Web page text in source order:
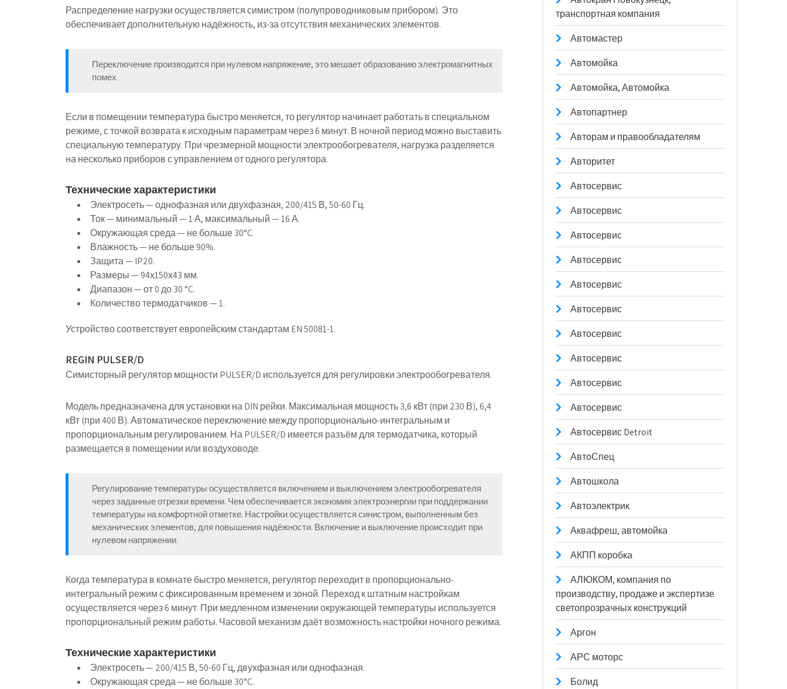
Распределение нагрузки осуществляется симистром (полупроводниковым прибором). Это
обеспечивает дополнительную надёжность, из-за отсутствия механических элементов.
Переключение производится при нулевом напряжение, это мешает образованию электромагнитных
помех.
Если в помещении температура быстро меняется, то регулятор начинает работать в специальном
режиме, с точкой возврата к исходным параметрам через 6 минут. В ночной период можно выставить
специальную температуру. При чрезмерной мощности электрообогревателя, нагрузка разделяется
на несколько приборов с управлением от одного регулятора.
Технические характеристики
Электросеть — однофазная или двухфазная, 200/415 В, 50-60 Гц.
Ток — минимальный — 1 А, максимальный — 16 А.
Окружающая среда — не больше 30°C.
Влажность — не больше 90%.
Защита — IP20.
Размеры — 94х150х43 мм.
Диапазон — от 0 до 30 °C.
Количество термодатчиков — 1.
Устройство соответствует европейским стандартам EN 50081-1.
REGIN PULSER/D
Симисторный регулятор мощности PULSER/D используется для регулировки электрообогревателя.
Модель предназначенадля установки на DIN рейки. Максимальная мощность 3,6 кВт (при 230 В), 6,4
кВт (при 400 В). Автоматическое переключение между пропорционально-интегральным и
пропорциональным регулированием. На PULSER/D имеется разъём для термодатчика, который
размещается в помещении или воздуховоде.
Регулирование температуры осуществляется включением и выключением электрообогревателя
через заданные отрезки времени. Чем обеспечивается экономия электроэнергии при поддержании
температуры на комфортной отметке. Настройки осуществляется синистром, выполненным без
механических элементов, для повышения надёжности. Включение и выключение происходит при
нулевом напряжении.
Когда температура в комнате быстро меняется, регулятор переходит в пропорционально-
интегральный режим с фиксированным временем и зоной. Переход к штатным настройкам
осуществляется через 6 минут. При медленном изменении окружающей температуры используется
пропорциональный режим работы. Часовой механизм даёт возможность настройки ночного режима.
Технические характеристики
Электросеть — 200/415 В, 50-60 Гц, двухфазная или однофазная.
Окружающая среда — не больше 30°C.
транспортная компания
Автомастер
Автомойка
Автомойка, Автомойка
Автопартнер
Авторам и правообладателям
Авторитет
Автосервис
Автосервис
Автосервис
Автосервис
Автосервис
Автосервис
Автосервис
Автосервис
Автосервис
Автосервис
Автосервис Detroit
АвтоСпец
Автошкола
Автоэлектрик
Аквафреш, автомойка
АКПП коробка
АЛЮКОМ, компания по
производству, продаже и экспертизе
светопрозрачных конструкций
Аргон
АРС моторс
Болид